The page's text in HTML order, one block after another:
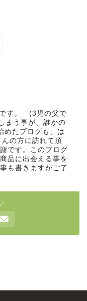
す。 (3児の父で
まう事が、誰かの
めたブログも、は
の方に訪れて頂
です。このブログ
品に出会える事を
も書きますがご了